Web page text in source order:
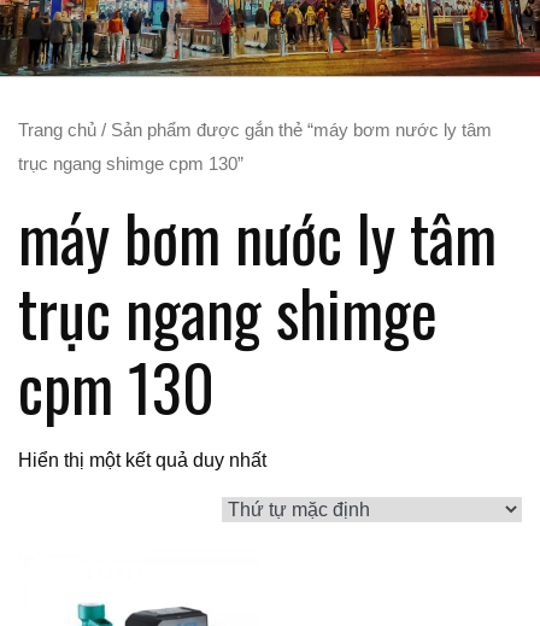
Trang chủ / Sản phẩm được gắn thẻ “máy bơm nước ly tâm
trục ngang shimge cpm 130”
máy bơm nước ly tâm
trục ngang shimge
cpm 130
Hiển thị một kết quả duy nhất